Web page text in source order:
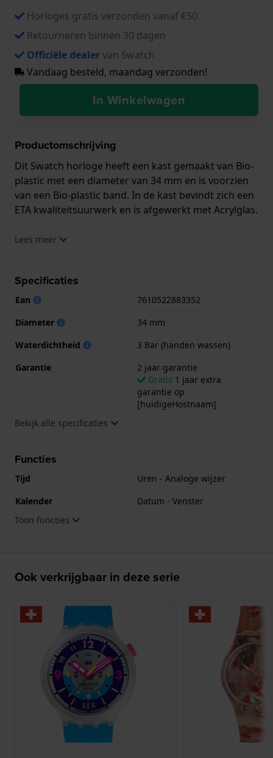
Horloges gratis verzonden vanaf €50
Retourneren binnen 30 dagen
Officiële dealervan Swatch
Vandaag besteld, maandag verzonden!
In Winkelwagen
Productomschrijving
Dit Swatch horloge heeft een kast gemaakt van Bio-
plastic met een diameter van 34 mm en is voorzien
van een Bio-plastic band. In de kast bevindt zich een
ETA kwaliteitsuurwerk en is afgewerkt met Acrylglas.
Het horloge is 3ATM. Dit betekent dat het horloge
.
Lees meer
Specificaties
Ean
7610522883352
Diameter
34 mm
Waterdichtheid
3 Bar (handen wassen)
Garantie
2 jaar garantie
Gratis 1 jaar extra
garantie op
[huidigeHostnaam]
Bekijk alle specificaties
Functies
Tijd
Uren - Analoge wijzer
Kalender
Datum - Venster
Toon functies
Ook verkrijgbaar in deze serie